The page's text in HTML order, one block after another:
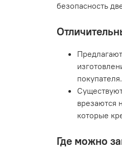
безопасность
покупателя.
врезаются
которые
Где можно